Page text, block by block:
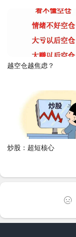
越空仓越焦虑？
炒股：超短核心